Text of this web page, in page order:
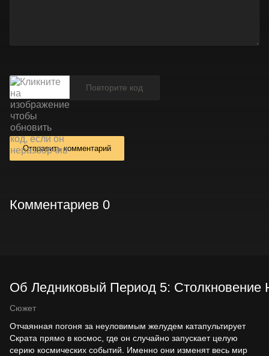
Отправить комментарий
Комментариев 0
Об Ледниковый Период 5: Столкновение
Сюжет
Отчаянная погоня за неуловимым желудем катапультирует
Скрата прямо в космос, где он случайно запускает целую
серию космических событий. Именно они изменят весь мир